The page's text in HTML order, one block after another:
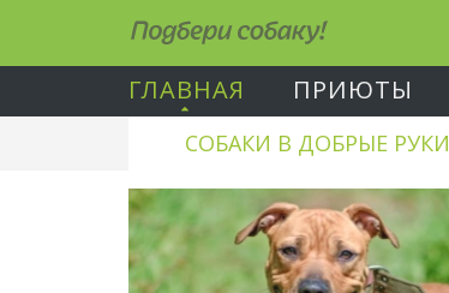
Подбери собаку!
ГЛАВНАЯ ПРИЮТЫ
СОБАКИ В ДОБРЫЕ РУКИ